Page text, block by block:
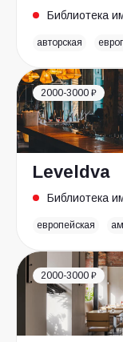
Библиотека
авторская
2000-3000 ₽
Leveldva
Библиотека
европейская
2000-3000 ₽